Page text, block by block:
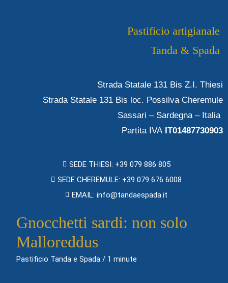
Pastificio artigianale
Tanda & Spada
Strada Statale 131 Bis Z.I. Thiesi
Strada Statale 131 Bis loc. Possilva Cheremule
Sassari – Sardegna – Italia
Partita IVA IT01487730903
SEDE THIESI: +39 079 886 805
SEDE CHEREMULE: +39 079 676 6008
EMAIL: info@tandaespada.it
Gnocchetti sardi: non solo
Malloreddus
Pastificio Tanda e Spada / 1 minute